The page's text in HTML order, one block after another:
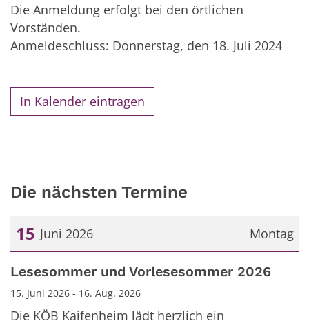
Die Anmeldung erfolgt bei den örtlichen
Vorständen.
Anmeldeschluss: Donnerstag, den 18. Juli 2024
In Kalender eintragen
Die nächsten Termine
Montag
15 Juni 2026
Datum: 15. Juni 2026
Lesesommer und Vorlesesommer 2026
15. Juni 2026 - 16. Aug. 2026
Die KÖB Kaifenheim lädt herzlich ein